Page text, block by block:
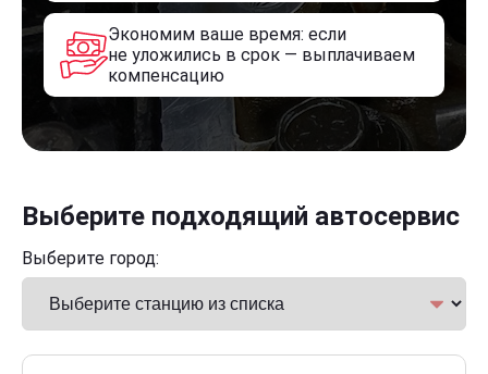
Экономим ваше время: если
не уложились в срок — выплачиваем
компенсацию
Выберите подходящий автосервис
Выберите город: